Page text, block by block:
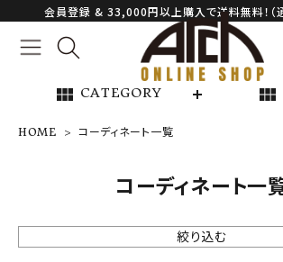
会員登録 & 33,000円以上購入で送料無料！（
view_module CATEGORY view_module
NEW ARRIVAL
ARCH EXCLUSIVE
HOME コーディネート一覧
コーディネート一
絞り込む